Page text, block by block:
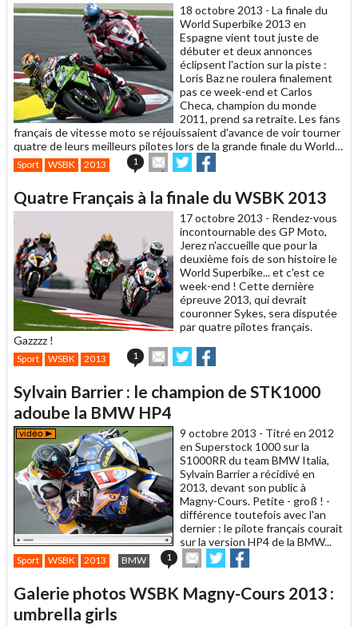
18 octobre 2013 - La finale du
World Superbike 2013 en
Espagne vient tout juste de
débuter et deux annonces
éclipsent l'action sur la piste :
Loris Baz ne roulera finalement
pas ce week-end et Carlos
Checa, champion du monde
2011, prend sa retraite. Les fans
français de vitesse moto se réjouissaient d'avance de voir tourner
quatre de leurs meilleurs pilotes lors de la grande finale du World…
Sport WSBK 2013 1
Envoyer
cet
un
Partager
sur sur
Quatre Français à la finale du WSBK 2013
17 octobre 2013 - Rendez-vous
incontournable des GP Moto,
Jerez n'accueille que pour la
deuxième fois de son histoire le
World Superbike... et c'est ce
week-end ! Cette dernière
épreuve 2013, qui devrait
couronner Sykes, sera disputée
par quatre pilotes français.
Gazzzz !
Sport WSBK 2013 1
Envoyer
cet
à
un
ami
Partager
sur sur
Sylvain Barrier : le champion de STK1000
adoube la BMW HP4
9 octobre 2013 - Titré en 2012
en Superstock 1000 sur la
S1000RR du team BMW Italia,
Sylvain Barrier a récidivé en
2013, devant son public à
Magny-Cours. Petite - groß ! -
différence toutefois avec l'an
dernier : le pilote français courait
sur la version HP4 de la BMW...
Sport WSBK 2013 BMW 1
Envoyer
cet
à
Partager
sur sur
Galerie photos WSBK Magny-Cours 2013 :
umbrella girls